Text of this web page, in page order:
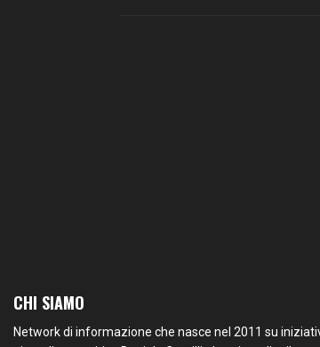
CHI SIAMO
Network di informazione che nasce nel 2011 su